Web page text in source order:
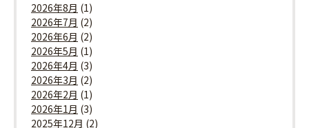
2026年8月 (1)
2026年7月 (2)
2026年6月 (2)
2026年5月 (1)
2026年4月 (3)
2026年3月 (2)
2026年2月 (1)
2026年1月 (3)
2025年12月 (2)